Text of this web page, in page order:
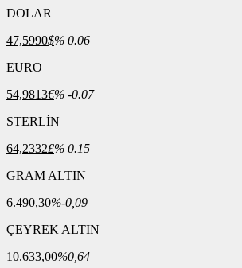
DOLAR
47,5990$% 0.06
EURO
54,9813€% -0.07
STERLİN
64,2332£% 0.15
GRAM ALTIN
6.490,30%-0,09
ÇEYREK ALTIN
10.633,00%0,64